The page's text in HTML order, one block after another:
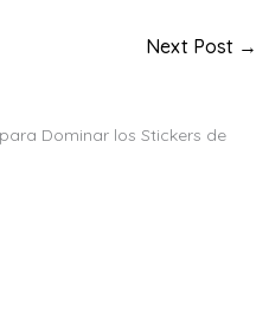
Next Post →
Dominar los Stickers de